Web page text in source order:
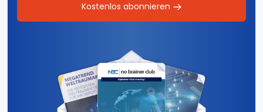
Kostenlos abonnieren